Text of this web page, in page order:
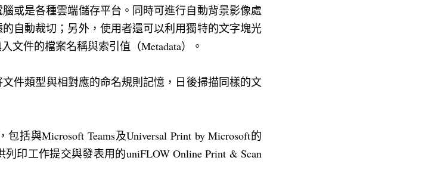
或是各種雲端儲存平台。同時可進行自動背景影像處
自動裁切；另外，使用者還可以利用獨特的文字塊光
文件的檔案名稱與索引值（Metadata）。
件類型與相對應的命名規則記憶，日後掃描同樣的文
括與Microsoft Teams及Universal Print by Microsoft的
印工作提交與發表用的uniFLOW Online Print & Scan